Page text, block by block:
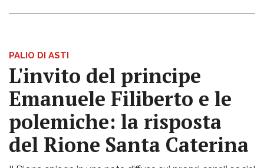
PALIO DI ASTI
L'invito del principe
Emanuele Filiberto e le
polemiche: la risposta
del Rione Santa Caterina